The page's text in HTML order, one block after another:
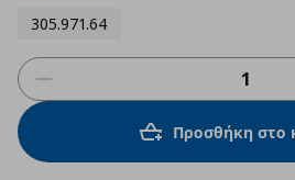
305.971.64
Προσθήκη στο